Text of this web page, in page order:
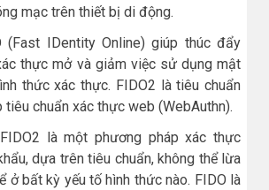
mạc trên thiết bị di động.
(Fast IDentity Online) giúp thúc đẩy
thực mở và giảm việc sử dụng mật
thức xác thực. FIDO2 là tiêu chuẩn
tiêu chuẩn xác thực web (WebAuthn).
là một phương pháp xác thực
dựa trên tiêu chuẩn, không thể lừa
ở bất kỳ yếu tố hình thức nào. FIDO là